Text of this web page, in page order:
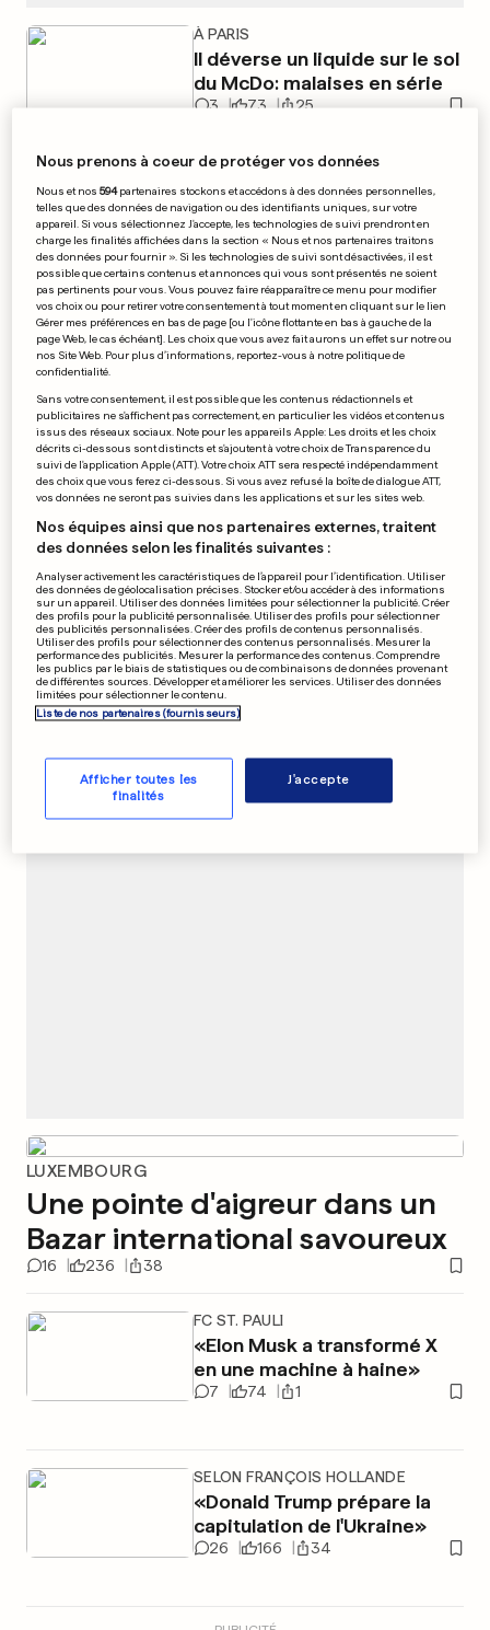
À PARIS
Il déverse un liquide sur le sol
du McDo: malaises en série
3 73 25
FEU VERT DES USA
L'Ukraine pourra utiliser des
missiles à longue portée en
Russie
13 84 7
FOOTBALL
José Mourinho invite un enfant
à suivre le match sur le banc
0 4 0
TENNIS
Sinner, trop fort pour Fritz,
remporte le Masters
0 7 3
EN VIDÉO ÉVÉNEMENT AU LUXEMBOURG
Les images spectaculaires
du BMX aux Rotondes
LUXEMBOURG
Une pointe d'aigreur dans un
Bazar international savoureux
16 236 38
FC ST. PAULI
«Elon Musk a transformé X
en une machine à haine»
7 74 1
SELON FRANÇOIS HOLLANDE
«Donald Trump prépare la
capitulation de l'Ukraine»
26 166 34
Nous prenons à coeur de protéger vos données
Nous et nos594partenaires stockons et accédons à des données personnelles,
telles que des données de navigation ou des identifiants uniques, sur votre
appareil. Si vous sélectionnez J'accepte, les technologies de suivi prendront en
charge les finalités affichées dans la section « Nous et nos partenaires traitons
des données pour fournir ». Si les technologies de suivi sont désactivées, il est
possible que certains contenus et annonces qui vous sont présentés ne soient
pas pertinents pour vous. Vous pouvez faire réapparaître ce menu pour modifier
vos choix ou pour retirer votre consentement à tout moment en cliquant sur le lien
Gérer mes préférences en bas de page [ou l'icône flottante en bas à gauche de la
page Web, le cas échéant]. Les choix que vous avez fait aurons un effet sur notre ou
nos Site Web. Pour plus d’informations, reportez-vous à notre politique de
confidentialité.
Sans votre consentement, il est possible que les contenus rédactionnels et
publicitaires ne s'affichent pas correctement, en particulier les vidéos et contenus
issus des réseaux sociaux. Note pour les appareils Apple: Les droits et les choix
décrits ci-dessous sont distincts et s'ajoutent à votre choix de Transparence du
suivi de l'application Apple (ATT). Votre choix ATT sera respecté indépendamment
des choix que vous ferez ci-dessous. Si vous avez refusé la boîte de dialogue ATT,
vos données ne seront pas suivies dans les applications et sur les sites web.
Nos équipes ainsi que nos partenaires externes, traitent
des données selon les finalités suivantes :
Analyser activement les caractéristiques de l’appareil pour l’identification. Utiliser
des données de géolocalisation précises. Stocker et/ou accéder à des informations
sur un appareil. Utiliser des données limitées pour sélectionner la publicité. Créer
des profils pour la publicité personnalisée. Utiliser des profils pour sélectionner
des publicités personnalisées. Créer des profils de contenus personnalisés.
Utiliser des profils pour sélectionner des contenus personnalisés. Mesurer la
performance des publicités. Mesurer la performance des contenus. Comprendre
les publics par le biais de statistiques ou de combinaisons de données provenant
de différentes sources. Développer et améliorer les services. Utiliser des données
limitées pour sélectionner le contenu.
Liste de nos partenaires (fournisseurs)
Afficher toutes les
finalités
J'accepte